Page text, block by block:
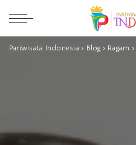
Pariwisata Indonesia > Blog > Ragam >